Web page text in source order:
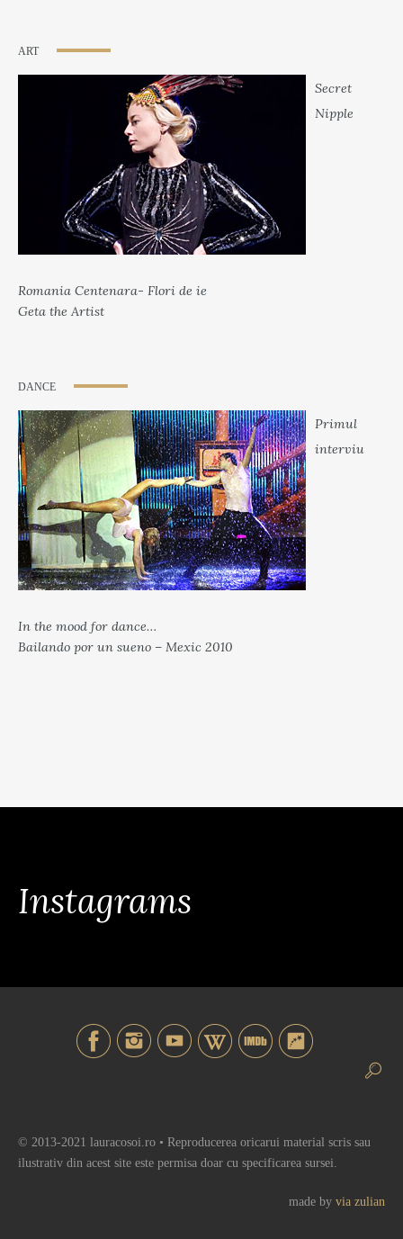
ART
Secret
Nipple
Romania Centenara- Flori de ie
Geta the Artist
DANCE
Primul
interviu
In the mood for dance…
Bailando por un sueno – Mexic 2010
Instagrams
© 2013-2021 lauracosoi.ro • Reproducerea oricarui material scris sau
ilustrativ din acest site este permisa doar cu specificarea sursei.
made by via zulian